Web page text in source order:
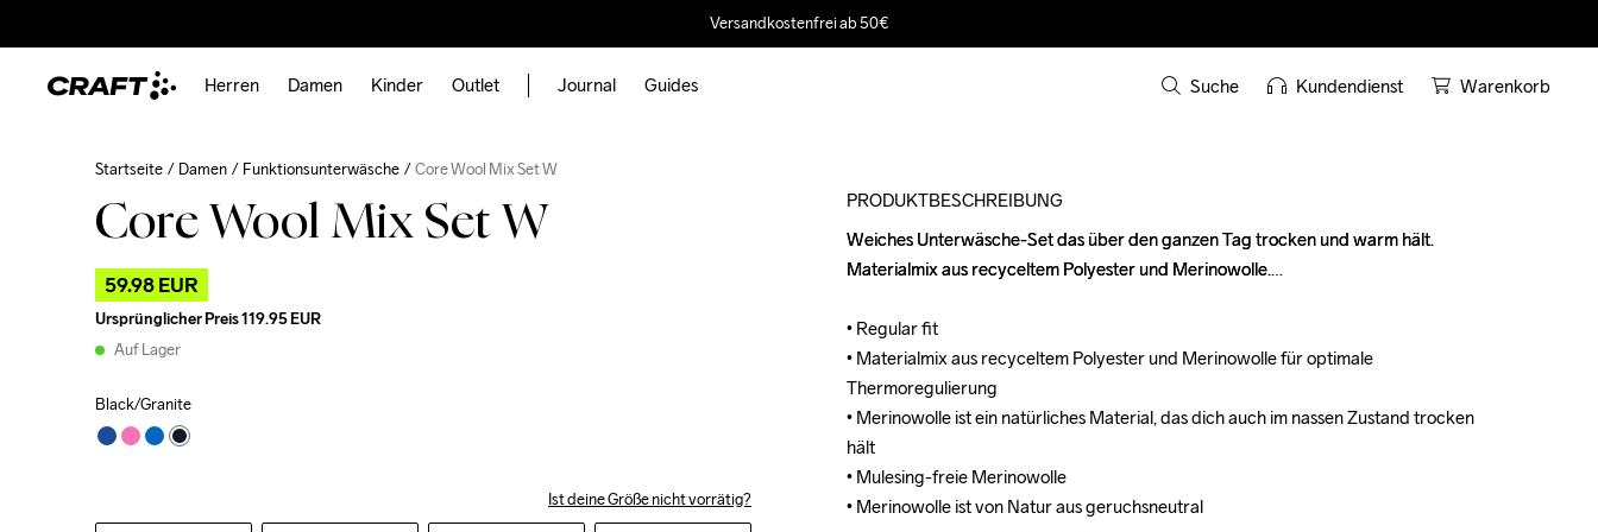
Versandkostenfrei ab 50€
Herren Damen Kinder Outlet Journal Guides Suche Kundendienst Warenkorb
Startseite Damen Funktionsunterwäsche Core Wool Mix Set W
Core Wool Mix Set W
59.98 EUR
Ursprünglicher Preis119.95 EUR
Auf Lager
Black/Granite
Ist deine Größe nicht vorrätig?
PRODUKTBESCHREIBUNG
Weiches Unterwäsche-Set das über den ganzen Tag trocken und warm hält.
Materialmix aus recyceltem Polyester und Merinowolle.
• Regular fit
• Materialmix aus recyceltem Polyester und Merinowolle für optimale
Thermoregulierung
• Merinowolle ist ein natürliches Material, das dich auch im nassen Zustand trocken
hält
• Mulesing-freie Merinowolle
• Merinowolle ist von Natur aus geruchsneutral
Weiches Unterwäsche-Set das über den ganzen Tag trocken und warm hält.
Materialmix aus recyceltem Polyester und Merinowolle.
• Regular fit
• Materialmix aus recyceltem Polyester und Merinowolle für optimale
Thermoregulierung
• Merinowolle ist ein natürliches Material, das dich auch im nassen Zustand trocken
hält
• Mulesing-freie Merinowolle
• Merinowolle ist von Natur aus geruchsneutral